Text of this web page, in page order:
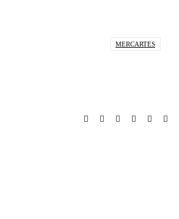
MERCARTES